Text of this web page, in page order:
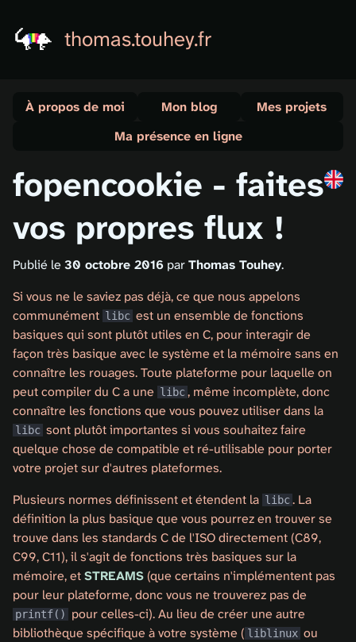
thomas.touhey.fr
À propos de moi Mon blog
Mes projets
Ma présence en ligne
fopencookie - faites
vos propres flux !
Publié le 30 octobre 2016 parThomas Touhey.
Si vous ne le saviez pas déjà, ce que nous appelons
communément libcest un ensemble de fonctions
basiques qui sont plutôt utiles en C, pour interagir de
façon très basique avec le système et la mémoire sans en
connaître les rouages. Toute plateforme pour laquelle on
peut compiler du C a une libc, même incomplète, donc
connaître les fonctions que vous pouvez utiliser dans la
libcsont plutôt importantes si vous souhaitez faire
quelque chose de compatible et ré-utilisable pour porter
votre projet sur d'autres plateformes.
Plusieurs normes définissent et étendent la libc. La
définition la plus basique que vous pourrez en trouver se
trouve dans les standards C de l'ISO directement (C89,
C99, C11), il s'agit de fonctions très basiques sur la
mémoire, etSTREAMS (que certains n'implémentent pas
pour leur plateforme, donc vous ne trouverez pas de
printf() pour celles-ci). Au lieu de créer une autre
bibliothèque spécifique à votre système ( liblinuxou